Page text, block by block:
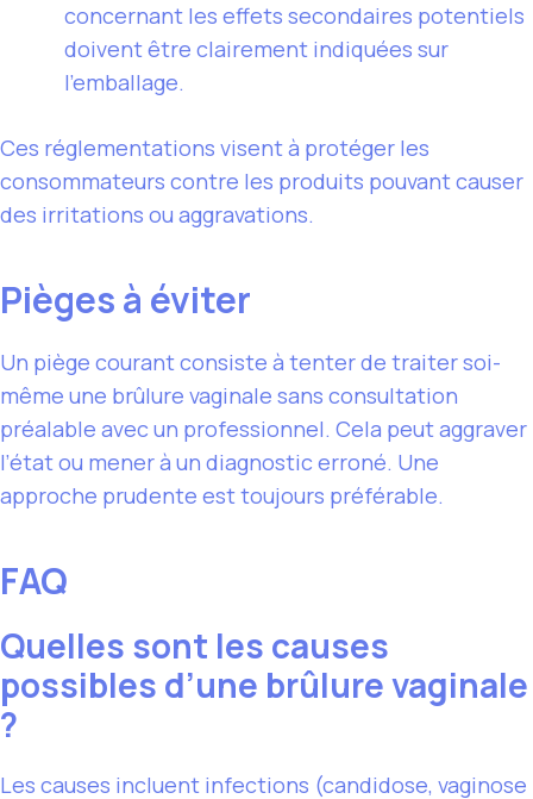
concernant les effets secondaires potentiels
doivent être clairement indiquées sur
l’emballage.
Ces réglementations visent à protéger les
consommateurs contre les produits pouvant causer
des irritations ou aggravations.
Pièges à éviter
Un piège courant consiste à tenter de traiter soi-
même une brûlure vaginale sans consultation
préalable avec un professionnel. Cela peut aggraver
l’état ou mener à un diagnostic erroné. Une
approche prudente est toujours préférable.
FAQ
Quelles sont les causes
possibles d’une brûlure vaginale
?
Les causes incluent infections (candidose, vaginose